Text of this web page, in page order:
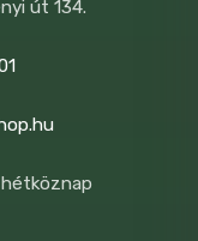
út 134.